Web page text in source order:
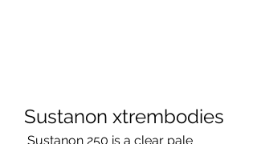
Sustanon xtrembodies